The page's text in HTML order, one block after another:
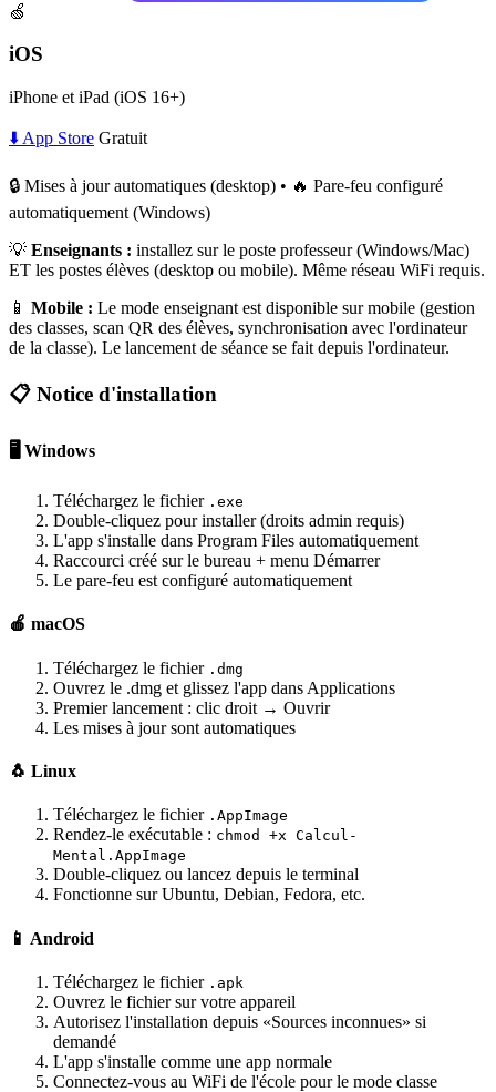
🍏
iOS
iPhone et iPad (iOS 16+)
⬇️ App Store Gratuit
🔒 Mises à jour automatiques (desktop) • 🔥 Pare-feu configuré
automatiquement (Windows)
💡 Enseignants : installez sur le poste professeur (Windows/Mac)
ET les postes élèves (desktop ou mobile). Même réseau WiFi requis.
📱 Mobile : Le mode enseignant est disponible sur mobile (gestion
des classes, scan QR des élèves, synchronisation avec l'ordinateur
de la classe). Le lancement de séance se fait depuis l'ordinateur.
📋 Notice d'installation
🖥️ Windows
Téléchargez le fichier .exe
Double-cliquez pour installer (droits admin requis)
L'app s'installe dans Program Files automatiquement
Raccourci créé sur le bureau + menu Démarrer
Le pare-feu est configuré automatiquement
🍎 macOS
Téléchargez le fichier .dmg
Ouvrez le .dmg et glissez l'app dans Applications
Premier lancement : clic droit → Ouvrir
Les mises à jour sont automatiques
🐧 Linux
Téléchargez le fichier .AppImage
Rendez-le exécutable : chmod +x Calcul-
Mental.AppImage
Double-cliquez ou lancez depuis le terminal
Fonctionne sur Ubuntu, Debian, Fedora, etc.
📱 Android
Téléchargez le fichier .apk
Ouvrez le fichier sur votre appareil
Autorisez l'installation depuis «Sources inconnues» si
demandé
L'app s'installe comme une app normale
Connectez-vous au WiFi de l'école pour le mode classe